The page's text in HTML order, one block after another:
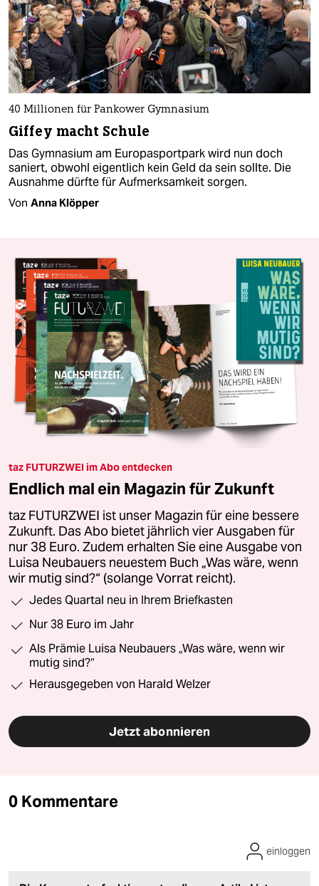
40 Millionen für Pankower Gymnasium
Giffey macht Schule
Das Gymnasium am Europasportpark wird nun doch
saniert, obwohl eigentlich kein Geld da sein sollte. Die
Ausnahme dürfte für Aufmerksamkeit sorgen.
Von Anna Klöpper
taz FUTURZWEI im Abo entdecken
Endlich mal ein Magazin für Zukunft
taz FUTURZWEI ist unser Magazin für eine bessere
Zukunft. Das Abo bietet jährlich vier Ausgaben für
nur 38 Euro. Zudem erhalten Sie eine Ausgabe von
Luisa Neubauers neuestem Buch „Was wäre, wenn
wir mutig sind?“ (solange Vorrat reicht).
Jedes Quartal neu in Ihrem Briefkasten
Nur 38 Euro im Jahr
Als Prämie Luisa Neubauers „Was wäre, wenn wir
mutig sind?“
Herausgegeben von Harald Welzer
Jetzt abonnieren
0 Kommentare
einloggen